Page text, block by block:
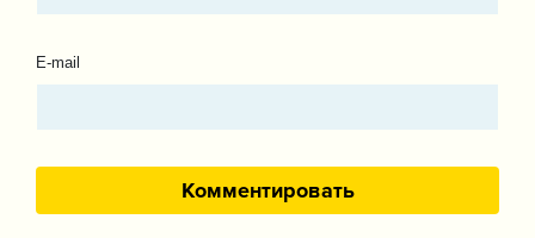
E-mail